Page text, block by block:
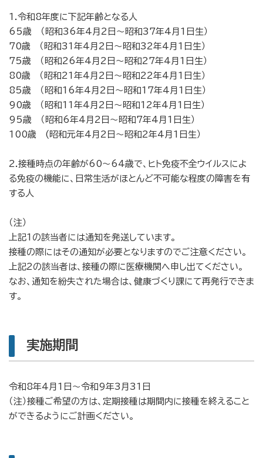
1.令和8年度に下記年齢となる人
65歳 （昭和36年4月2日～昭和37年4月1日生）
70歳 （昭和31年4月2日～昭和32年4月1日生）
75歳 （昭和26年4月2日～昭和27年4月1日生）
80歳 （昭和21年4月2日～昭和22年4月1日生）
85歳 （昭和16年4月2日～昭和17年4月1日生）
90歳 （昭和11年4月2日～昭和12年4月1日生）
95歳 （昭和6年4月2日～昭和7年4月1日生）
100歳 (昭和元年4月2日～昭和2年4月1日生）
2.接種時点の年齢が60～64歳で、ヒト免疫不全ウイルスによ
る免疫の機能に、日常生活がほとんど不可能な程度の障害を有
する人
（注）
上記1の該当者には通知を発送しています。
接種の際にはその通知が必要となりますのでご注意ください。
上記2の該当者は、接種の際に医療機関へ申し出てください。
なお、通知を紛失された場合は、健康づくり課にて再発行できま
す。
実施期間
令和8年4月1日〜令和9年3月31日
（注）接種ご希望の方は、定期接種は期間内に接種を終えること
ができるようにご計画ください。